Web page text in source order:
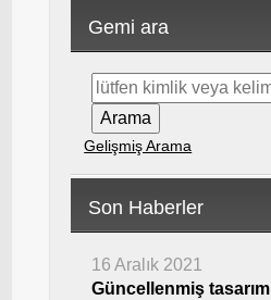
Gemi ara
Gelişmiş Arama
Son Haberler
16 Aralık 2021
Güncellenmiş tasarım